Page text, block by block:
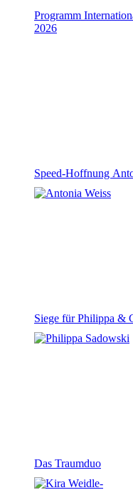
Programm
2026
Speed-Hoffnung
Siege für Philippa &
Das Traumduo